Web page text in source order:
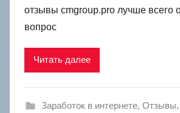
отзывы cmgroup.pro лучше всего
вопрос
Читать далее
Заработок в интернете, Отзывы,